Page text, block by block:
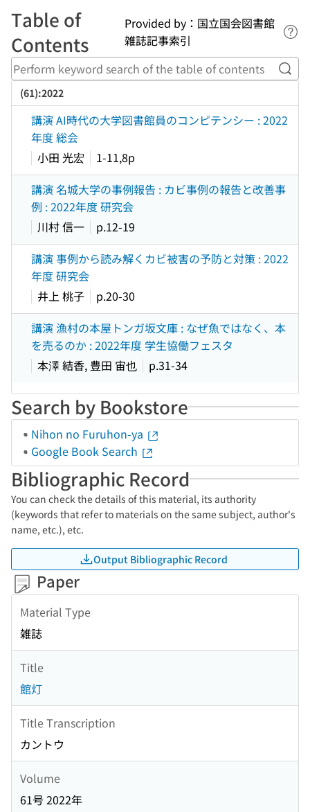
Table of
Contents
Provided by：国立国会図書館
雑誌記事索引
(61):2022
講演 AI時代の大学図書館員のコンピテンシー : 2022
年度 総会
小田 光宏
1-11,8p
講演 名城大学の事例報告 : カビ事例の報告と改善事
例 : 2022年度 研究会
川村 信一
p.12-19
講演 事例から読み解くカビ被害の予防と対策 : 2022
年度 研究会
井上 桃子
p.20-30
講演 漁村の本屋トンガ坂文庫 : なぜ魚ではなく、本
を売るのか : 2022年度 学生協働フェスタ
本澤 結香, 豊田 宙也
p.31-34
Search by Bookstore
Nihon no Furuhon-ya
Google Book Search
Bibliographic Record
You can check the details of this material, its authority
(keywords that refer to materials on the same subject, author's
name, etc.), etc.
Output Bibliographic Record
Paper
Material Type
雑誌
Title
館灯
Title Transcription
カントウ
Volume
61号 2022年